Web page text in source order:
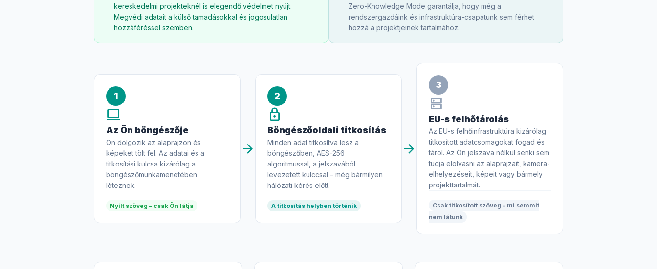
kereskedelmi projekteknél is elegendő védelmet nyújt.
Megvédi adatait a külső támadásokkal és jogosulatlan
hozzáféréssel szemben.
Zero-Knowledge Mode garantálja, hogy még a
rendszergazdáink és infrastruktúra-csapatunk sem férhet
hozzá a projektjeinek tartalmához.
1
computer
Az Ön böngészője
Ön dolgozik az alaprajzon és
képeket tölt fel. Az adatai és a
titkosítási kulcsa kizárólag a
böngészőmunkamenetében
léteznek.
Nyílt szöveg – csak Ön látja
arrow_forward
2
lock
Böngészőoldali titkosítás
Minden adat titkosítva lesz a
böngészőben, AES-256
algoritmussal, a jelszavából
levezetett kulccsal – még bármilyen
hálózati kérés előtt.
A titkosítás helyben történik
arrow_forward
3
dns
EU-s felhőtárolás
Az EU-s felhőinfrastruktúra kizárólag
titkosított adatcsomagokat fogad és
tárol. Az Ön jelszava nélkül senki sem
tudja elolvasni az alaprajzait, kamera-
elhelyezéseit, képeit vagy bármely
projekttartalmát.
Csak titkosított szöveg – mi semmit
nem látunk